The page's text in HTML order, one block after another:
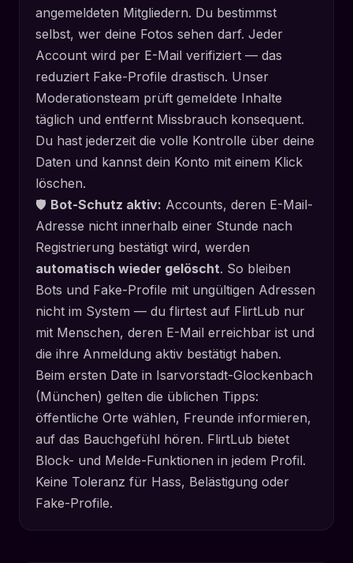
angemeldeten Mitgliedern. Du bestimmst
selbst, wer deine Fotos sehen darf. Jeder
Account wird per E-Mail verifiziert — das
reduziert Fake-Profile drastisch. Unser
Moderationsteam prüft gemeldete Inhalte
täglich und entfernt Missbrauch konsequent.
Du hast jederzeit die volle Kontrolle über deine
Daten und kannst dein Konto mit einem Klick
löschen.
🛡️ Bot-Schutz aktiv: Accounts, deren E-Mail-
Adresse nicht innerhalb einer Stunde nach
Registrierung bestätigt wird, werden
automatisch wieder gelöscht. So bleiben
Bots und Fake-Profile mit ungültigen Adressen
nicht im System — du flirtest auf FlirtLub nur
mit Menschen, deren E-Mail erreichbar ist und
die ihre Anmeldung aktiv bestätigt haben.
Beim ersten Date in Isarvorstadt-Glockenbach
(München) gelten die üblichen Tipps:
öffentliche Orte wählen, Freunde informieren,
auf das Bauchgefühl hören. FlirtLub bietet
Block- und Melde-Funktionen in jedem Profil.
Keine Toleranz für Hass, Belästigung oder
Fake-Profile.